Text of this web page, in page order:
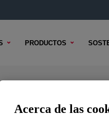
PRODUCTOS
Gel
Acerca de las